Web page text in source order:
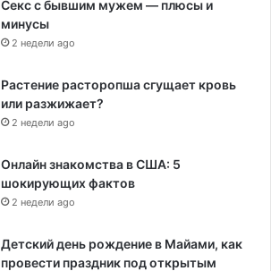
Секс с бывшим мужем — плюсы и
минусы
2 недели ago
Растение расторопша сгущает кровь
или разжижает?
2 недели ago
Онлайн знакомства в США: 5
шокирующих фактов
2 недели ago
Детский день рождение в Майами, как
провести праздник под открытым